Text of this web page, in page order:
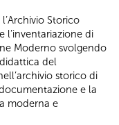
Storico
di
Moderno svolgendo
del
storico di
e la
moderna e